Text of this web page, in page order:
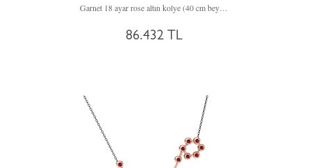
Garnet 18 ayar rose altın kolye (40 cm beyaz altın rolo zincir)
86.432 TL